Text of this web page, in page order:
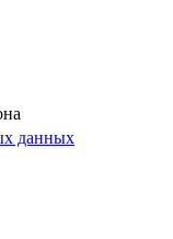
данных